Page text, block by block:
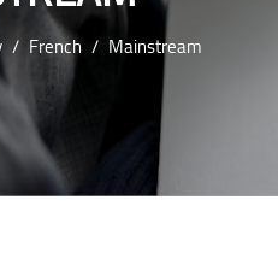
French Mainstream